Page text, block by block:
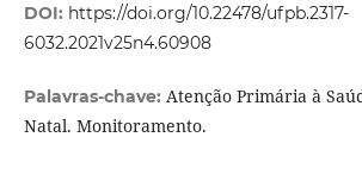
DOI: https://doi.org/10.22478/ufpb.2317-
6032.2021v25n4.60908
Palavras-chave: Atenção Primária à
Natal. Monitoramento.